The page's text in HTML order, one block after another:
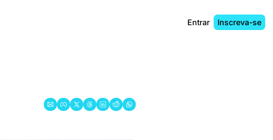
Entrar Inscreva-se